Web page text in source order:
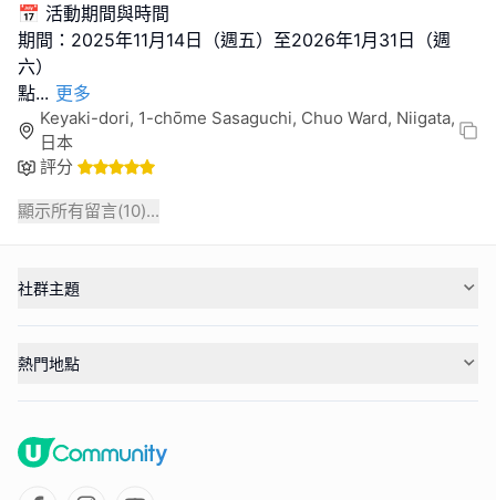
📅 活動期間與時間
期間：2025年11月14日（週五）至2026年1月31日（週
六）
點... 更多
Keyaki-dori, 1-chōme Sasaguchi, Chuo Ward, Niigata,
日本
評分
顯示所有留言(10)...
社群主題
熱門地點